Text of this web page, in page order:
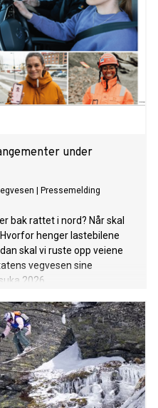
under
Pressemelding
bak rattet i nord? Når skal
henger lastebilene
skal vi ruste opp veiene
vegvesen sine
2026.